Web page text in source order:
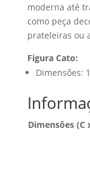
moderna até
como peça
prateleiras ou
Figura Cato:
Dimensões:
Dimensões (C